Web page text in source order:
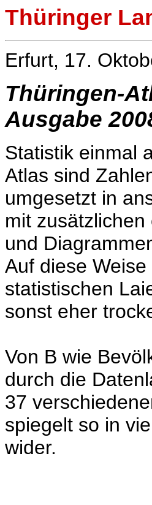
Thüringer
Erfurt, 17.
Thüringen-
Ausgabe
Statistik einmal
Atlas sind
umgesetzt in
mit
und
Auf diese
statistischen
sonst eher
Von B wie
durch die
37
spiegelt so in
wider.